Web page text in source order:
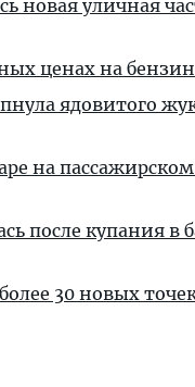
новая уличная
ценах на бензин
ядовитого
на
после купания в
30 новых